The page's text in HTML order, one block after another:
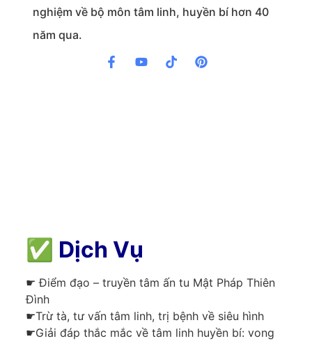
nghiệm về bộ môn tâm linh, huyền bí hơn 40
năm qua.
✅ Dịch Vụ
☛ Điểm đạo – truyền tâm ấn tu Mật Pháp Thiên
Đình
☛Trừ tà, tư vấn tâm linh, trị bệnh về siêu hình
☛Giải đáp thắc mắc về tâm linh huyền bí: vong